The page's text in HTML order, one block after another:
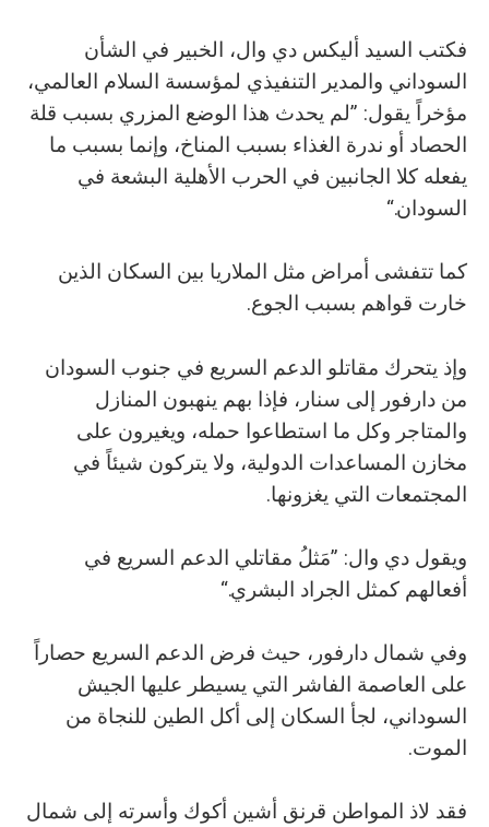
فكتب السيد أليكس دي وال، الخبير في الشأن
السوداني والمدير التنفيذي لمؤسسة السلام العالمي،
مؤخراً يقول: ”لم يحدث هذا الوضع المزري بسبب قلة
الحصاد أو ندرة الغذاء بسبب المناخ، وإنما بسبب ما
يفعله كلا الجانبين في الحرب الأهلية البشعة في
السودان.“
كما تتفشى أمراض مثل الملاريا بين السكان الذين
خارت قواهم بسبب الجوع.
وإذ يتحرك مقاتلو الدعم السريع في جنوب السودان
من دارفور إلى سنار، فإذا بهم ينهبون المنازل
والمتاجر وكل ما استطاعوا حمله، ويغيرون على
مخازن المساعدات الدولية، ولا يتركون شيئاً في
المجتمعات التي يغزونها.
ويقول دي وال: ”مَثلُ مقاتلي الدعم السريع في
أفعالهم كمثل الجراد البشري.“
وفي شمال دارفور، حيث فرض الدعم السريع حصاراً
على العاصمة الفاشر التي يسيطر عليها الجيش
السوداني، لجأ السكان إلى أكل الطين للنجاة من
الموت.
فقد لاذ المواطن قرنق أشين أكوك وأسرته إلى شمال